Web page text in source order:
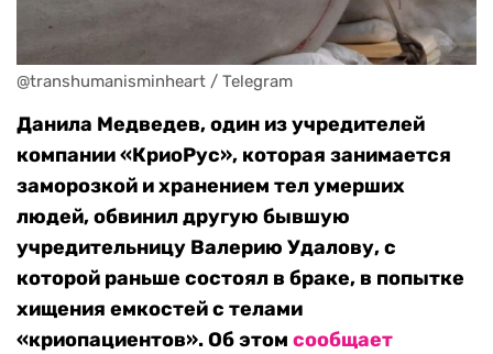
@transhumanisminheart / Telegram
Данила Медведев, один из учредителей
компании «КриоРус», которая занимается
заморозкой и хранением тел умерших
людей, обвинил другую бывшую
учредительницу Валерию Удалову, с
которой раньше состоял в браке, в попытке
хищения емкостей с телами
«криопациентов». Об этом сообщает